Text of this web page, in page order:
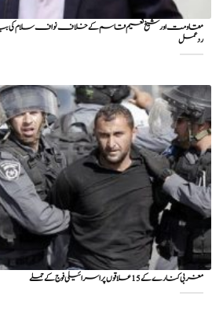
مقاومت اور شیخ نعیم قاسم کے خلاف نواف سلام کی
ردعمل
مغربی کنارے کے 15 علاقوں پر اسرائیلی فوج کے حملے